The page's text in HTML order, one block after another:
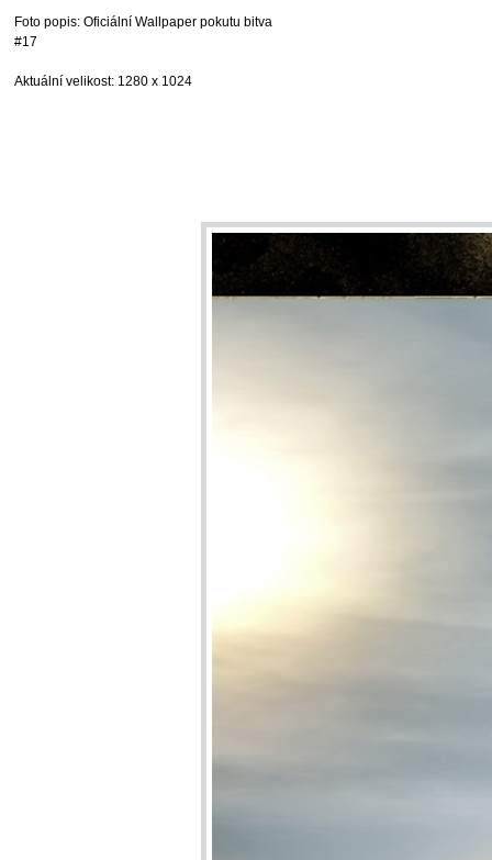
Foto popis: Oficiální Wallpaper pokutu bitva
#17
Aktuální velikost: 1280 x 1024